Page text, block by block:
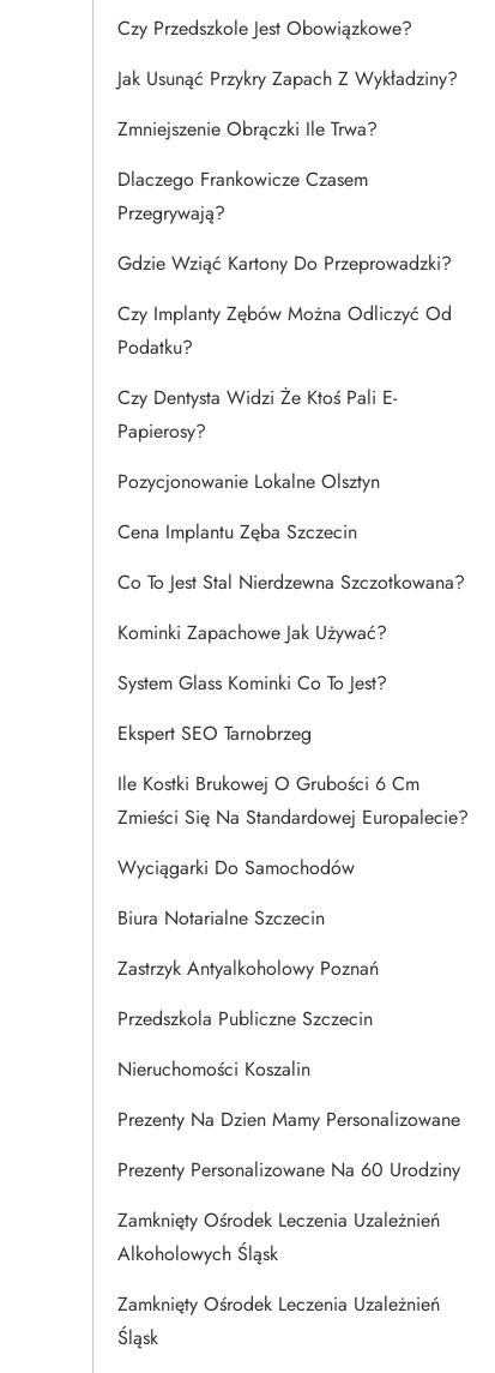
Czy Przedszkole Jest Obowiązkowe?
Jak Usunąć Przykry Zapach Z Wykładziny?
Zmniejszenie Obrączki Ile Trwa?
Dlaczego Frankowicze Czasem
Przegrywają?
Gdzie Wziąć Kartony Do Przeprowadzki?
Czy Implanty Zębów Można Odliczyć Od
Podatku?
Czy Dentysta Widzi Że Ktoś Pali E-
Papierosy?
Pozycjonowanie Lokalne Olsztyn
Cena Implantu Zęba Szczecin
Co To Jest Stal Nierdzewna Szczotkowana?
Kominki Zapachowe Jak Używać?
System Glass Kominki Co To Jest?
Ekspert SEO Tarnobrzeg
Ile Kostki Brukowej O Grubości 6 Cm
Zmieści Się Na Standardowej Europalecie?
Wyciągarki Do Samochodów
Biura Notarialne Szczecin
Zastrzyk Antyalkoholowy Poznań
Przedszkola Publiczne Szczecin
Nieruchomości Koszalin
Prezenty Na Dzien Mamy Personalizowane
Prezenty Personalizowane Na 60 Urodziny
Zamknięty Ośrodek Leczenia Uzależnień
Alkoholowych Śląsk
Zamknięty Ośrodek Leczenia Uzależnień
Śląsk